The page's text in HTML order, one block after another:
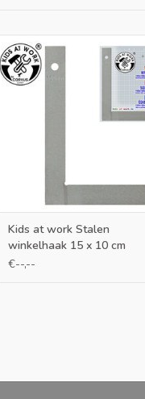
Kids at Work Stalen winkelhaak
TOEVOEGEN AAN
Kids at work Stalen
winkelhaak 15 x 10 cm
€--,--